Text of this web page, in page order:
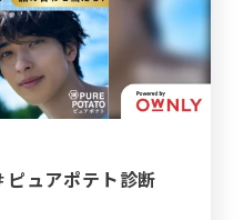
ュアポテト診断